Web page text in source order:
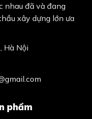
nhau đã và đang
xây dựng lớn ưa
Hà Nội
phẩm